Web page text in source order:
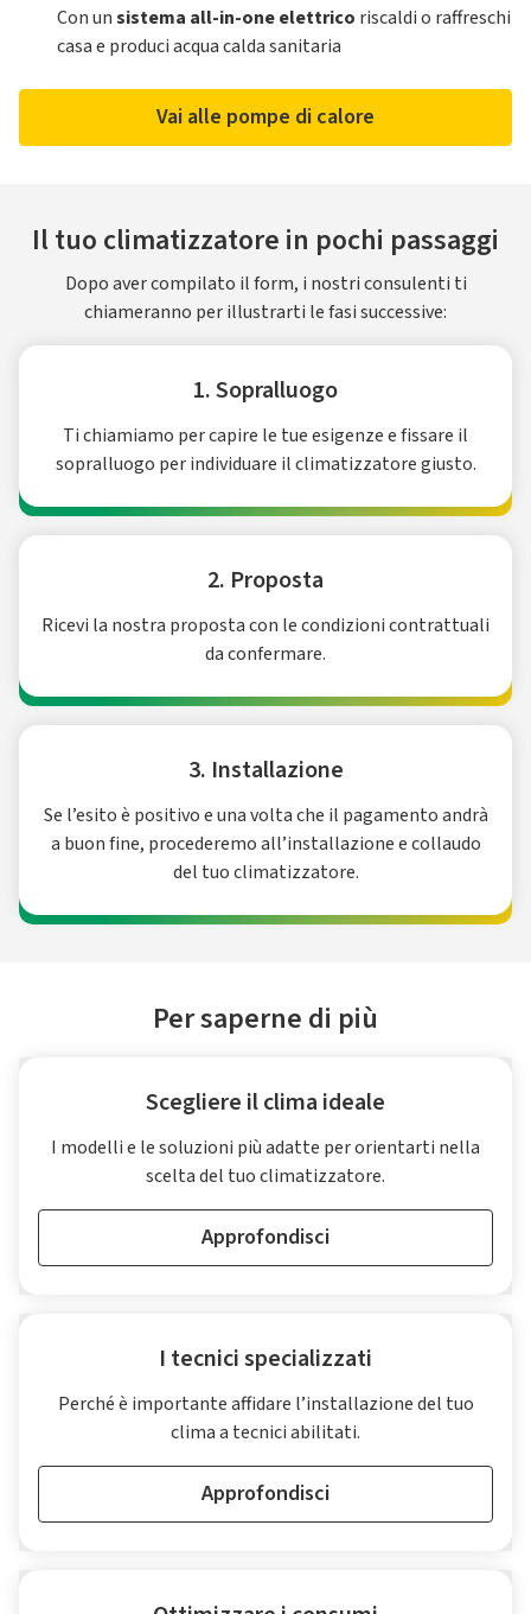
Con unsistema all-in-one elettrico riscaldi o raffreschi
casa e produci acqua calda sanitaria
Vai alle pompe di calore
Il tuo climatizzatore in pochi passaggi
Dopo aver compilato il form, i nostri consulenti ti
chiameranno per illustrarti le fasi successive:
1. Sopralluogo
Ti chiamiamo per capire le tue esigenze e fissare il
sopralluogo per individuare il climatizzatore giusto.
2. Proposta
Ricevi la nostra proposta con le condizioni contrattuali
da confermare.
3. Installazione
Se l’esito è positivo e una volta che il pagamento andrà
a buon fine, procederemo all’installazione e collaudo
del tuo climatizzatore.
Per saperne di più
Scegliere il clima ideale
I modelli e le soluzioni più adatte per orientarti nella
scelta del tuo climatizzatore.
Approfondisci
I tecnici specializzati
Perché è importante affidare l’installazione del tuo
clima a tecnici abilitati.
Approfondisci